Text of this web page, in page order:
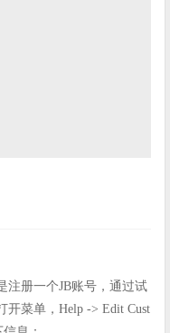
注册一个JB账号，通过试
菜单，Help -> Edit Cust